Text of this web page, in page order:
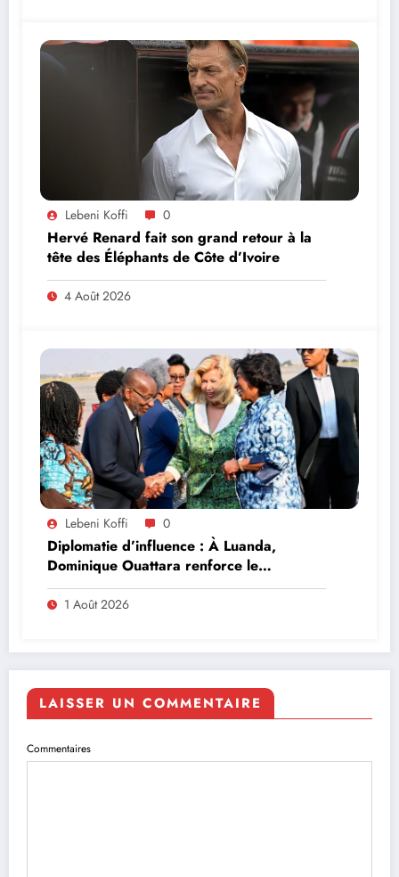
Lebeni Koffi 0
Hervé Renard fait son grand retour à la
tête des Éléphants de Côte d’Ivoire
4 Août 2026
Lebeni Koffi 0
Diplomatie d’influence : À Luanda,
Dominique Ouattara renforce le
leadership solidaire de la Côte d’Ivoire en
Afrique
1 Août 2026
LAISSER UN COMMENTAIRE
Commentaires